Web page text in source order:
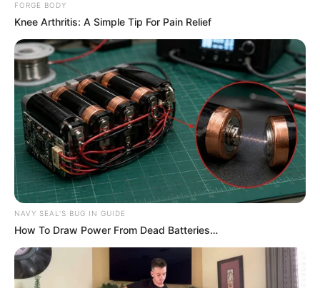
FORGE BODY
Knee Arthritis: A Simple Tip For Pain Relief
NAVY SEAL'S BUG IN GUIDE
How To Draw Power From Dead Batteries…